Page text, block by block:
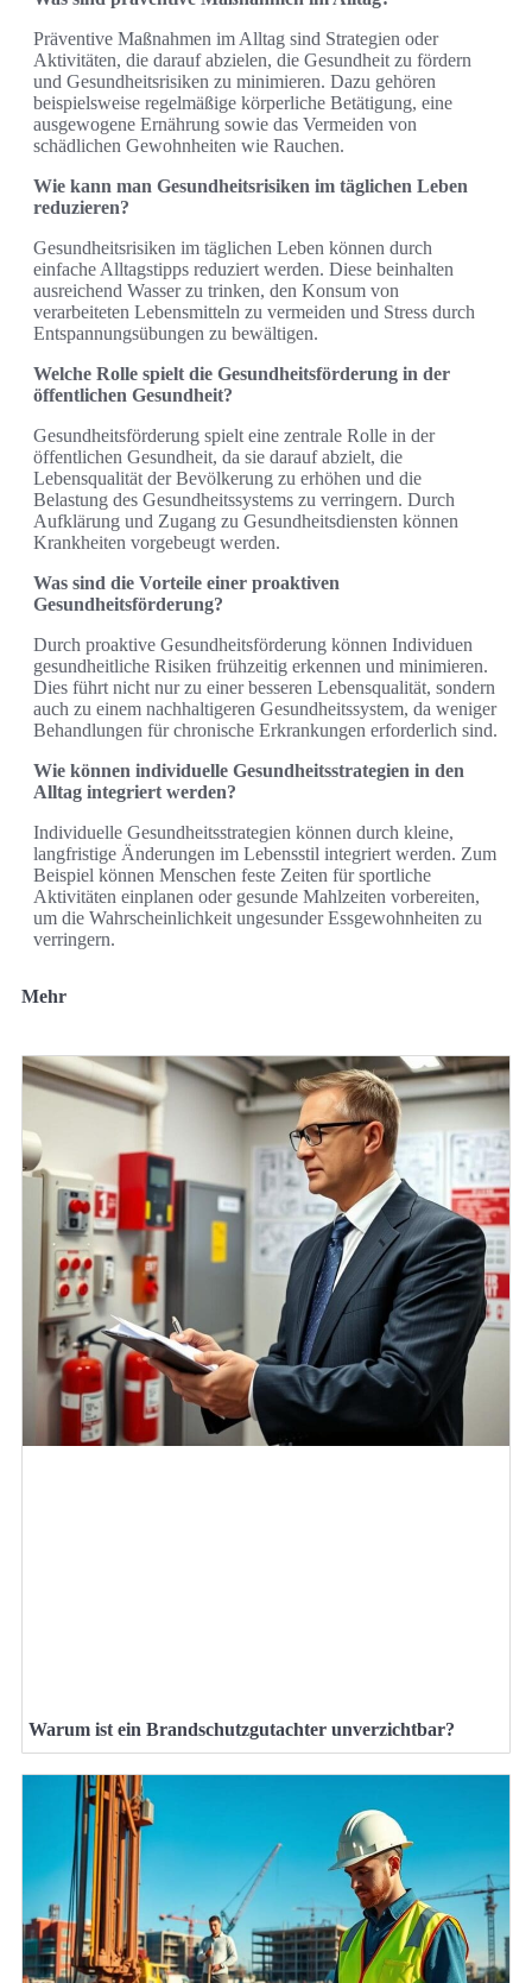
Präventive Maßnahmen im Alltag sind Strategien oder
Aktivitäten, die darauf abzielen, die Gesundheit zu fördern
und Gesundheitsrisiken zu minimieren. Dazu gehören
beispielsweise regelmäßige körperliche Betätigung, eine
ausgewogene Ernährung sowie das Vermeiden von
schädlichen Gewohnheiten wie Rauchen.
Wie kann man Gesundheitsrisiken im täglichen Leben
reduzieren?
Gesundheitsrisiken im täglichen Leben können durch
einfache Alltagstipps reduziert werden. Diese beinhalten
ausreichend Wasser zu trinken, den Konsum von
verarbeiteten Lebensmitteln zu vermeiden und Stress durch
Entspannungsübungen zu bewältigen.
Welche Rolle spielt die Gesundheitsförderung in der
öffentlichen Gesundheit?
Gesundheitsförderung spielt eine zentrale Rolle in der
öffentlichen Gesundheit, da sie darauf abzielt, die
Lebensqualität der Bevölkerung zu erhöhen und die
Belastung des Gesundheitssystems zu verringern. Durch
Aufklärung und Zugang zu Gesundheitsdiensten können
Krankheiten vorgebeugt werden.
Was sind die Vorteile einer proaktiven
Gesundheitsförderung?
Durch proaktive Gesundheitsförderung können Individuen
gesundheitliche Risiken frühzeitig erkennen und minimieren.
Dies führt nicht nur zu einer besseren Lebensqualität, sondern
auch zu einem nachhaltigeren Gesundheitssystem, da weniger
Behandlungen für chronische Erkrankungen erforderlich sind.
Wie können individuelle Gesundheitsstrategien in den
Alltag integriert werden?
Individuelle Gesundheitsstrategien können durch kleine,
langfristige Änderungen im Lebensstil integriert werden. Zum
Beispiel können Menschen feste Zeiten für sportliche
Aktivitäten einplanen oder gesunde Mahlzeiten vorbereiten,
um die Wahrscheinlichkeit ungesunder Essgewohnheiten zu
verringern.
Mehr
Warum ist ein Brandschutzgutachter unverzichtbar?